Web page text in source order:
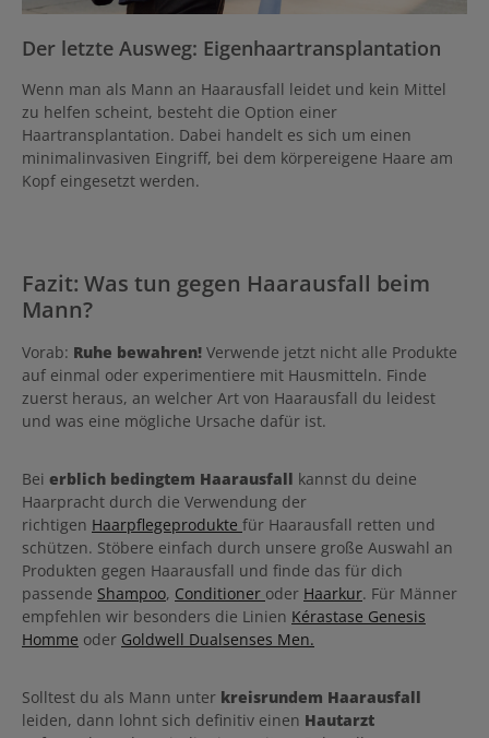
Der letzte Ausweg: Eigenhaartransplantation
Wenn man als Mann an Haarausfall leidet und kein Mittel
zu helfen scheint, besteht die Option einer
Haartransplantation. Dabei handelt es sich um einen
minimalinvasiven Eingriff, bei dem körpereigene Haare am
Kopf eingesetzt werden.
Fazit: Was tun gegen Haarausfall beim
Mann?
Vorab: Ruhe bewahren! Verwende jetzt nicht alle Produkte
auf einmal oder experimentiere mit Hausmitteln. Finde
zuerst heraus, an welcher Art von Haarausfall du leidest
und was eine mögliche Ursache dafür ist.
Bei erblich bedingtem Haarausfall kannst du deine
Haarpracht durch die Verwendung der
richtigen Haarpflegeprodukte für Haarausfall retten und
schützen. Stöbere einfach durch unsere große Auswahl an
Produkten gegen Haarausfall und finde das für dich
passende Shampoo, Conditioner oder Haarkur. Für Männer
empfehlen wir besonders die Linien Kérastase Genesis
Homme oder Goldwell Dualsenses Men.
Solltest du als Mann unter kreisrundem Haarausfall
leiden, dann lohnt sich definitiv einen Hautarzt